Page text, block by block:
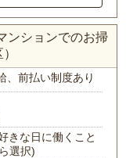
ンションでのお掃
、前払い制度あり
きな日に働くこと
選択)